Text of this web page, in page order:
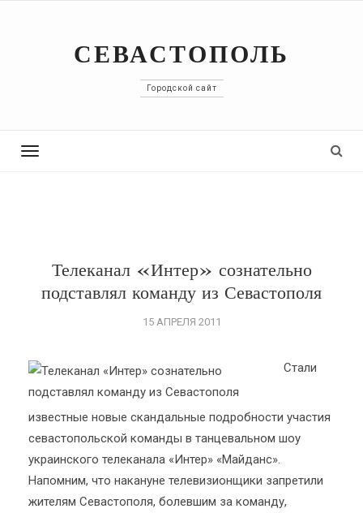
СЕВАСТОПОЛЬ
Городской сайт
Toggle
Телеканал «Интер» сознательно
подставлял команду из Севастополя
15 АПРЕЛЯ 2011
Стали
известные новые скандальные подробности участия
севастопольской команды в танцевальном шоу
украинского телеканала «Интер» «Майданс».
Напомним, что накануне телевизионщики запретили
жителям Севастополя, болевшим за команду,